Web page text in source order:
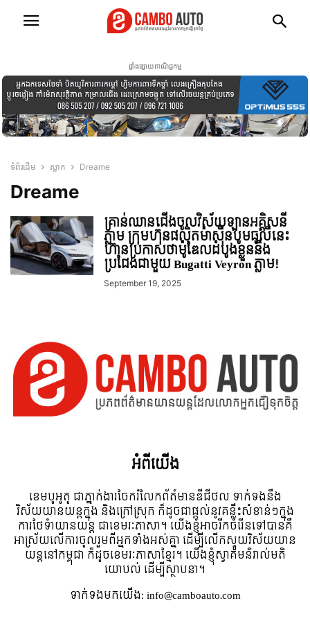
ផ្ទាំងផ្សាយពាណិជ្ជកម្ម
ទំព័រដើម ស្លាក Dreame
Dreame
គ្រាន់ឈានជើងចូលវិស័យឡានអគ្គិសនី
ភ្លាម ក្រុមហ៊ុនផលិតម៉ាស៊ីនបូមធូលីនេះ​
ហ៊ានប្រកាសថាម៉ូឌែលដំបូងខ្លួននឹង
ប្រជែងជាមួយ Bugatti Veyron ភ្លាម!
September 19, 2025
អំពី​យើង
ខេមបូអូតូ ជាភ្នាក់ងារចែករំលែកព័ត៍មានឌីជីថល ទាក់ទងនឹង
វិស័យយានយន្តក្នុង និងក្រៅស្រុក ក៏ដូចជាផ្តល់នូវគន្លឹះសំខាន់ៗក្នុង
ការថែទំាយានយន្ត ជាខេមរៈភាសា។ យើងខ្ញុំអាចរីកចំរើនទៅបានគឺ
អាស្រ័យលើការចូលរួមពីអ្នកទាំងអស់គ្នា ដើម្បីលើកស្ទួយវិស័យយាន
យន្តនៅកម្ពុជា ក៏ដូចខេមរៈភាសាខ្មែរ។ យើងខ្ញុំស្វាគមន៌រាល់មតិ
យោបល់ ដើម្បីស្ថាបនា។
ទាក់ទង​មក​យើង:info@camboauto.com